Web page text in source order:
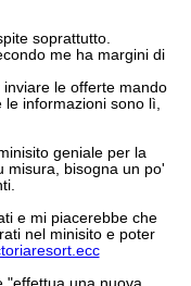
soprattutto.
me ha margini di
le offerte mando
le informazioni sono lì,
geniale per la
misura, bisogna un po'
e mi piacerebbe che
nel minisito e poter